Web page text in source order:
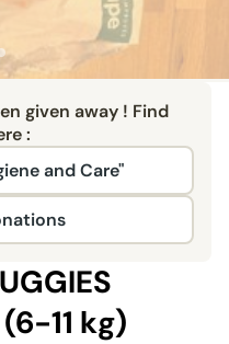
given away ! Find
:
and Care"
11 kg)